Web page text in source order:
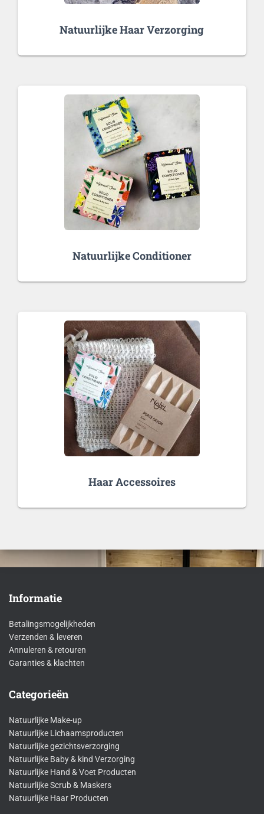
Natuurlijke Haar Verzorging
Natuurlijke Conditioner
Haar Accessoires
Informatie
Betalingsmogelijkheden
Verzenden & leveren
Annuleren & retouren
Garanties & klachten
Categorieën
Natuurlijke Make-up
Natuurlijke Lichaamsproducten
Natuurlijke gezichtsverzorging
Natuurlijke Baby & kind Verzorging
Natuurlijke Hand & Voet Producten
Natuurlijke Scrub & Maskers
Natuurlijke Haar Producten